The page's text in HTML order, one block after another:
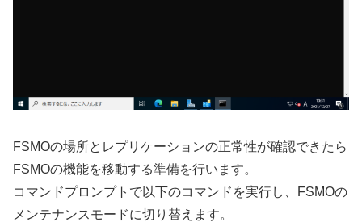
FSMOの場所とレプリケーションの正常性が確認できたら
FSMOの機能を移動する準備を行います。
コマンドプロンプトで以下のコマンドを実行し、FSMOの
メンテナンスモードに切り替えます。